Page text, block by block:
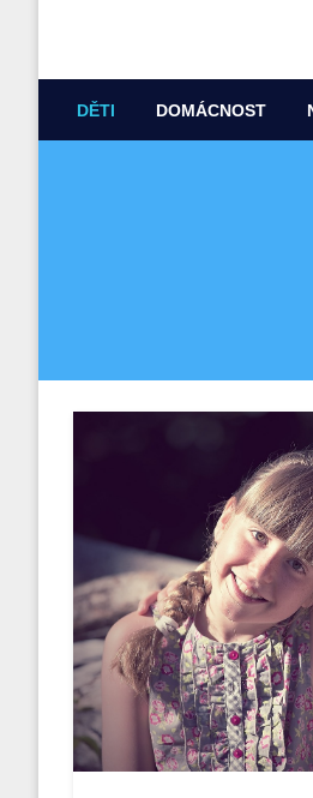
DĚTI DOMÁCNOST